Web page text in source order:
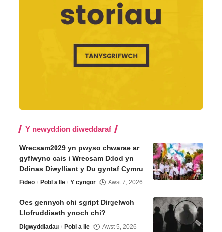
Y newyddion diweddaraf
Wrecsam2029 yn pwyso chwarae ar
gyflwyno cais i Wrecsam Ddod yn
Ddinas Diwylliant y Du gyntaf Cymru
Fideo Pobl a lle Y cyngor Awst 7, 2026
Oes gennych chi sgript Dirgelwch
Llofruddiaeth ynoch chi?
Digwyddiadau Pobl a lle Awst 5, 2026